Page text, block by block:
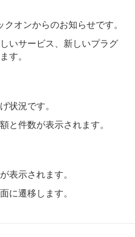
オンからのお知らせです。
いサービス、新しいプラグ
す。
状況です。
と件数が表示されます。
表示されます。
に遷移します。